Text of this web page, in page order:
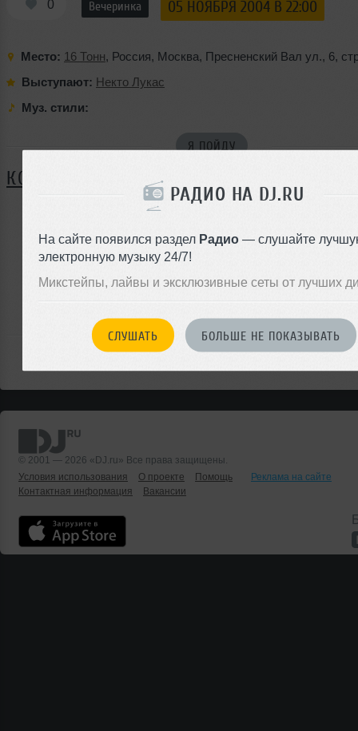
РАДИО НА DJ.RU
На сайте появился раздел Радио — слушайте
электронную музыку 24/7!
Микстейпы, лайвы и эксклюзивные сеты от лучших
СЛУШАТЬ БОЛЬШЕ НЕ ПОКАЗЫВАТЬ
0 Вечеринка 05 НОЯБРЯ 2004 В 22:00
Место: 16 Тонн, Россия, Москва, Пресненский Вал ул., 6,
Выступают: Некто Лукас
Муз. стили:
Я ПОЙДУ
КОММЕНТАРИИ
ЗАРЕГИСТРИРУЙТЕСЬ
войдите на сайт
© 2001 — 2026 «DJ.ru» Все права защищены.
Условия использования
О проекте Помощь
Реклама на сайте
Контактная информация
Вакансии